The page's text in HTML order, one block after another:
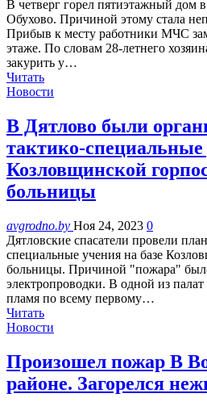
В четверг горел пятиэтажный дом
Обухово. Причиной этому стала
Прибыв к месту работники МЧС
этаже. По словам 28-летнего
закурить у…
Читать
Новости
В Дятлово были
тактико-специальные
Козловщинской
больницы
avgrodno.by Ноя 24, 2023 0
Дятловские спасатели провели
специальные учения на базе
больницы. Причиной "пожара"
электропроводки. В одной из палат
пламя по всему первому…
Читать
Новости
Произошел пожар В
районе. Загорелся